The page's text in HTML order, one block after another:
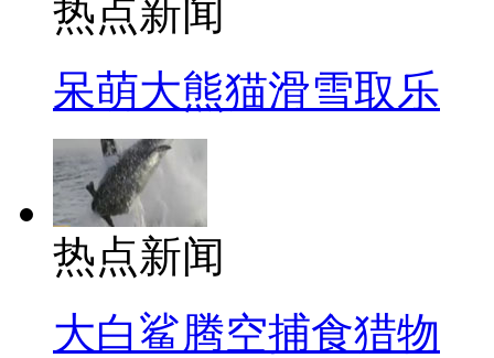
热点新闻
呆萌大熊猫滑雪取乐
热点新闻
大白鲨腾空捕食猎物